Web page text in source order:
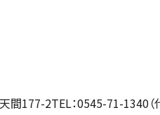
間177-2TEL：0545-71-1340（